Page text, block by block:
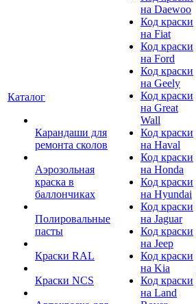
Каталог
Карандаши для
ремонта сколов
Аэрозольная
краска в
баллончиках
Полировальные
пасты
Краски RAL
Краски NCS
на Daewoo
Код краски
на Fiat
Код краски
на Ford
Код краски
на Geely
Код краски
на Great
Wall
Код краски
на Haval
Код краски
на Honda
Код краски
на Hyundai
Код краски
на Jaguar
Код краски
на Jeep
Код краски
на Kia
Код краски
на Land